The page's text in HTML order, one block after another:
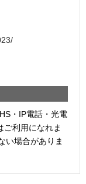
・IP電話・光電
ご利用になれま
い場合がありま